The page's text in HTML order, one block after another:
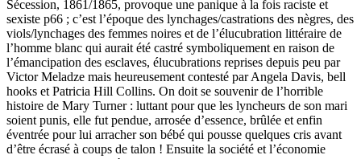
Sécession, 1861/1865, provoque une panique à la fois raciste et
sexiste p66 ; c’est l’époque des lynchages/castrations des nègres, des
viols/lynchages des femmes noires et de l’élucubration littéraire de
l’homme blanc qui aurait été castré symboliquement en raison de
l’émancipation des esclaves, élucubrations reprises depuis peu par
Victor Meladze mais heureusement contesté par Angela Davis, bell
hooks et Patricia Hill Collins. On doit se souvenir de l’horrible
histoire de Mary Turner : luttant pour que les lyncheurs de son mari
soient punis, elle fut pendue, arrosée d’essence, brûlée et enfin
éventrée pour lui arracher son bébé qui pousse quelques cris avant
d’être écrasé à coups de talon ! Ensuite la société et l’économie